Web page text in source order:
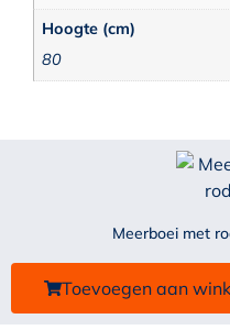
Hoogte (cm)
80
Meerboei met
Toevoegen aan